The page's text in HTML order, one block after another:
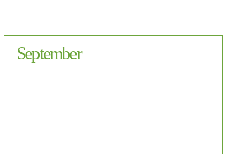
September